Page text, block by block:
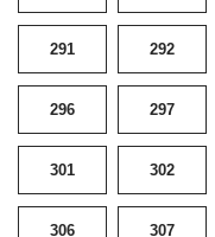
291 292
296 297
301 302
306 307